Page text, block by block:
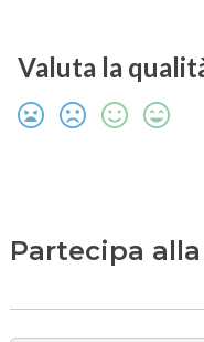
Valuta la
Partecipa